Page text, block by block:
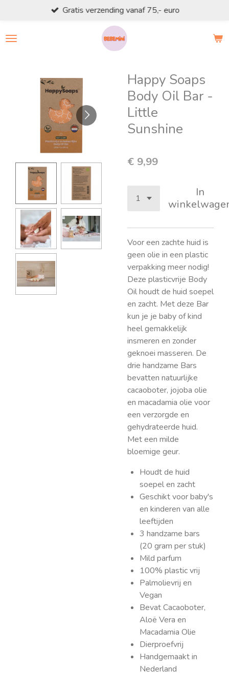
naar
Gratis verzending vanaf 75,- euro
Happy Soaps
Body Oil Bar -
Little
Sunshine
€ 9,99
In
Voor een zachte huid is
geen olie in een plastic
verpakking meer nodig!
Deze plasticvrije Body
Oil houdt de huid soepel
en zacht. Met deze Bar
kun je je baby of kind
heel gemakkelijk
insmeren en zonder
geknoei masseren. De
drie handzame Bars
bevatten natuurlijke
cacaoboter, jojoba olie
en macadamia olie voor
een verzorgde en
gehydrateerde huid.
Met een milde
bloemige geur.
Houdt de huid
soepel en zacht
Geschikt voor baby's
en kinderen van alle
leeftijden
3 handzame bars
(20 gram per stuk)
Mild parfum
100% plastic vrij
Palmolievrij en
Vegan
Bevat Cacaoboter,
Aloë Vera en
Macadamia Olie
Dierproefvrij
Handgemaakt in
Nederland